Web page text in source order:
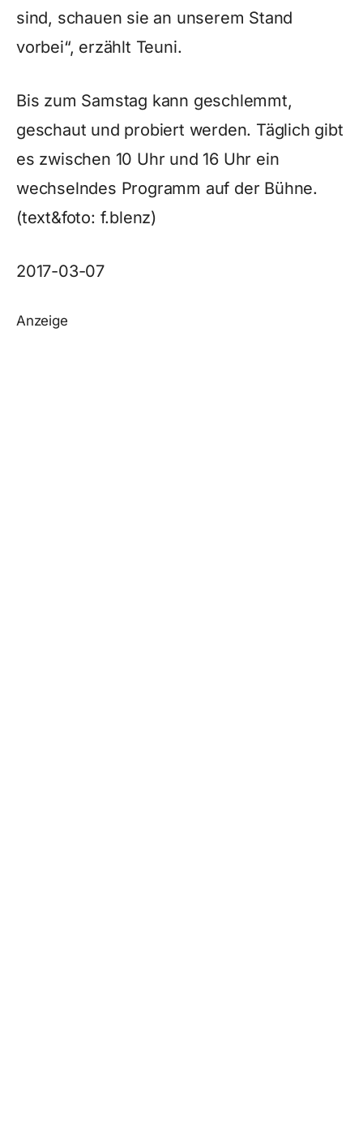
sind, schauen sie an unserem Stand
vorbei“, erzählt Teuni.
Bis zum Samstag kann geschlemmt,
geschaut und probiert werden. Täglich gibt
es zwischen 10 Uhr und 16 Uhr ein
wechselndes Programm auf der Bühne.
(text&foto: f.blenz)
2017-03-07
Anzeige